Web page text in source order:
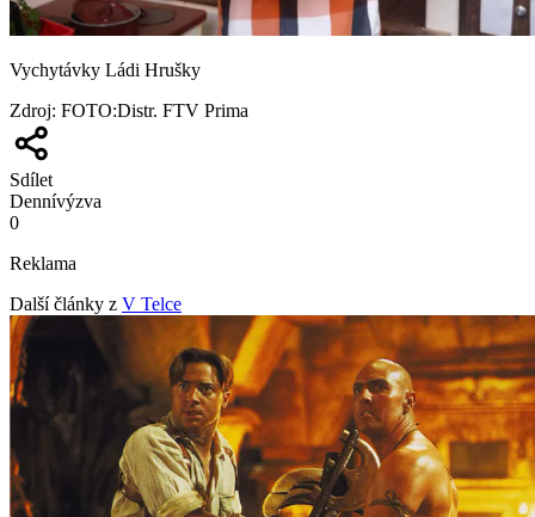
Vychytávky Ládi Hrušky
Zdroj: FOTO:Distr. FTV Prima
Sdílet
Dennívýzva
0
Reklama
Další články z V Telce